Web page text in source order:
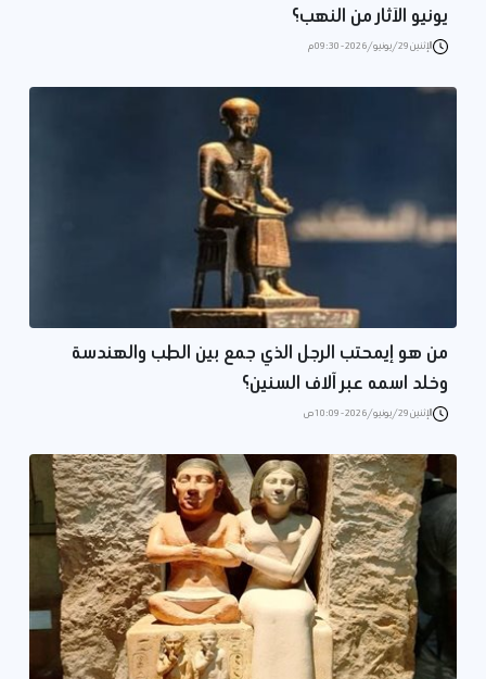
يونيو الآثار من النهب؟
الإثنين 29/يونيو/2026 - 09:30 م
من هو إيمحتب الرجل الذي جمع بين الطب والهندسة
وخلد اسمه عبر آلاف السنين؟
الإثنين 29/يونيو/2026 - 10:09 ص